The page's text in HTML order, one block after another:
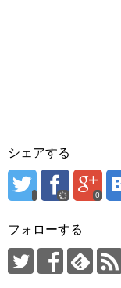
シェアする
0
フォローする